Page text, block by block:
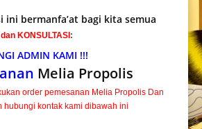
ini bermanfa’at bagi kita semua
KONSULTASI :
ADMIN KAMI !!!
Melia Propolis
order pemesanan Melia Propolis Dan
hubungi kontak kami dibawah ini